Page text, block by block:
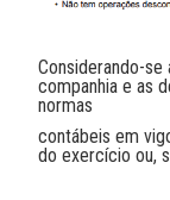
Considerando-
companhia e as
normas
contábeis em
do exercício ou,